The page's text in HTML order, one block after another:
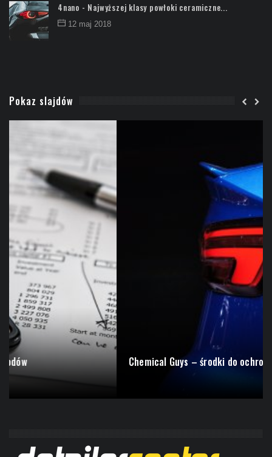
4nano - Najwyższej klasy powłoki ceramiczne...
12 maj 2018
Pokaz slajdów
Chemical Guys – środki do ochrony lakieru